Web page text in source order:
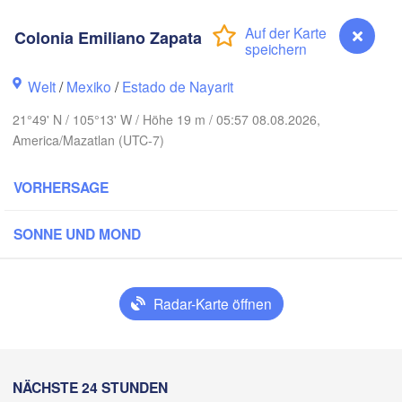
Colonia Emiliano Zapata
Welt/Mexiko /Estado de Nayarit
21°49' N / 105°13' W / Höhe 19 m / 05:57 08.08.2026,
America/Mazatlan (UTC-7)
VORHERSAGE
SONNE UND MOND
Radar-Karte öffnen
NÄCHSTE 24 STUNDEN
Chihuahua
Durango
Obregón
Hidalgo
Colonia Emiliano Zapata